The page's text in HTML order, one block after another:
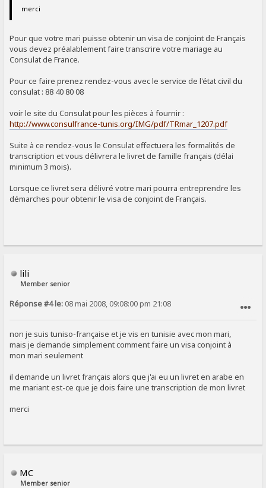
merci
Pour que votre mari puisse obtenir un visa de conjoint de Français
vous devez préalablement faire transcrire votre mariage au
Consulat de France.
Pour ce faire prenez rendez-vous avec le service de l'état civil du
consulat : 88 40 80 08
voir le site du Consulat pour les pièces à fournir :
http://www.consulfrance-tunis.org/IMG/pdf/TRmar_1207.pdf
Suite à ce rendez-vous le Consulat effectuera les formalités de
transcription et vous délivrera le livret de famille français (délai
minimum 3 mois).
Lorsque ce livret sera délivré votre mari pourra entreprendre les
démarches pour obtenir le visa de conjoint de Français.
lili
Member senior
Réponse #4 le: 08 mai 2008, 09:08:00 pm 21:08
non je suis tuniso-française et je vis en tunisie avec mon mari,
mais je demande simplement comment faire un visa conjoint à
mon mari seulement
il demande un livret français alors que j'ai eu un livret en arabe en
me mariant est-ce que je dois faire une transcription de mon livret
merci
MC
Member senior